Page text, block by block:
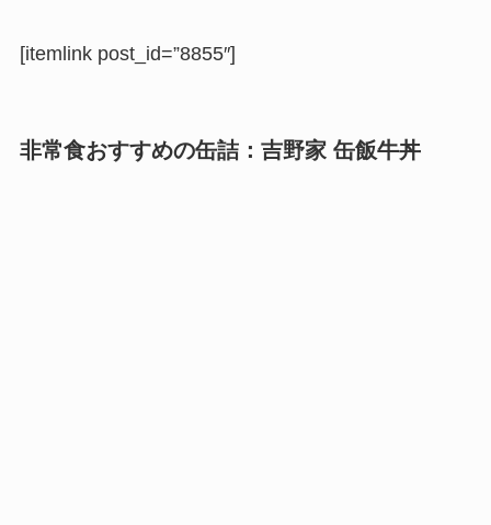
[itemlink post_id=”8855″]
非常食おすすめの缶詰： 吉野家 缶飯牛丼